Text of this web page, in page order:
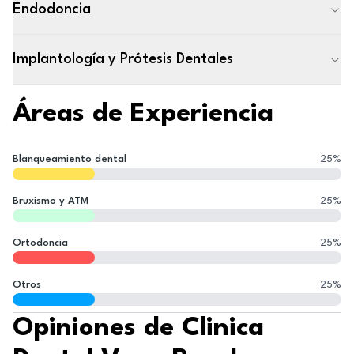
Endodoncia
Implantología y Prótesis Dentales
Áreas de Experiencia
Blanqueamiento dental 25%
Bruxismo y ATM 25%
Ortodoncia 25%
Otros 25%
Opiniones de Clinica